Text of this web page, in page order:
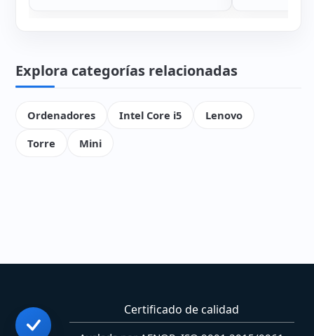
Explora categorías relacionadas
Ordenadores Intel Core i5
Lenovo
Torre
Mini
Certificado de calidad